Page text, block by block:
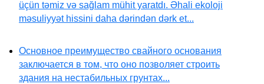
üçün təmiz və sağlam mühit yaratdı. Əhali ekoloji
məsuliyyət hissini daha dərindən dərk et...
Основное преимущество свайного основания
заключается в том, что оно позволяет строить
здания на нестабильных грунтах...